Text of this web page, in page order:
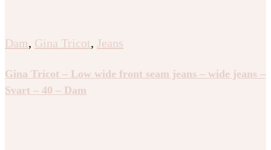
Dam, Gina Tricot, Jeans
Gina Tricot – Low wide front seam jeans – wide jeans –
Svart – 40 – Dam